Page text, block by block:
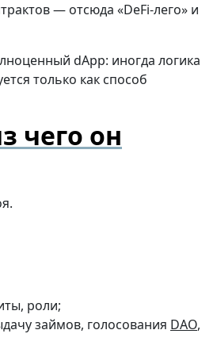
— отсюда «DeFi-лего» и
dApp: иногда логика
только как способ
чего он
роли;
займов, голосования DAO,